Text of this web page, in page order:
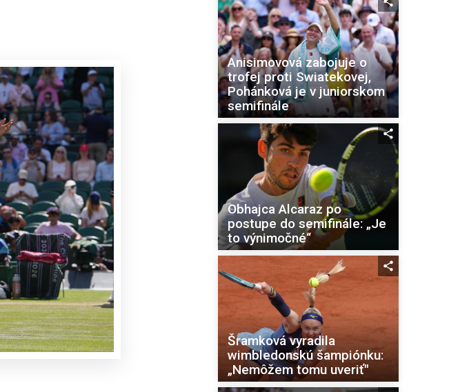
Anisimovová zabojuje o
trofej proti Swiatekovej,
Pohánková je v juniorskom
semifinále
Obhajca Alcaraz po
postupe do semifinále: „Je
to výnimočné“
Šramková vyradila
wimbledonskú šampiónku:
„Nemôžem tomu uveriť"